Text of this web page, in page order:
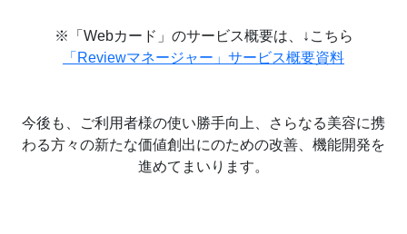
※「Webカード」のサービス概要は、↓こちら
「Reviewマネージャー」サービス概要資料
今後も、ご利用者様の使い勝手向上、さらなる美容に携
わる方々の新たな価値創出にのための改善、機能開発を
進めてまいります。